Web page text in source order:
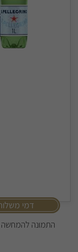
דמי משלוח
התמונה להמחשה